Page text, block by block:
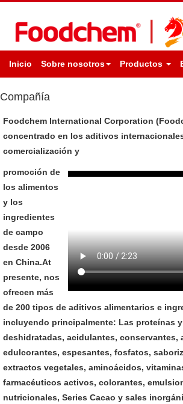
Inicio Sobre nosotros Productos
Compañía
Foodchem International Corporation
concentrado en los aditivos
comercialización y
promoción de
los alimentos
y los
ingredientes
de campo
desde 2006
en China.At
presente, nos
ofrecen más
de 200 tipos de aditivos alimentarios e
incluyendo principalmente: Las proteínas
deshidratadas, acidulantes, conservantes,
edulcorantes, espesantes, fosfatos,
extractos vegetales, aminoácidos,
farmacéuticos activos, colorantes,
nutricionales, Series Cacao y sales